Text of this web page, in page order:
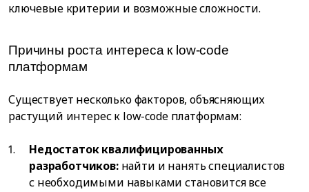
ключевые критерии и возможные сложности.
Причины роста интереса к low-code
платформам
Существует несколько факторов, объясняющих
растущий интерес к low-code платформам:
Недостаток квалифицированных
разработчиков:найти и нанять специалистов
с необходимыми навыками становится все